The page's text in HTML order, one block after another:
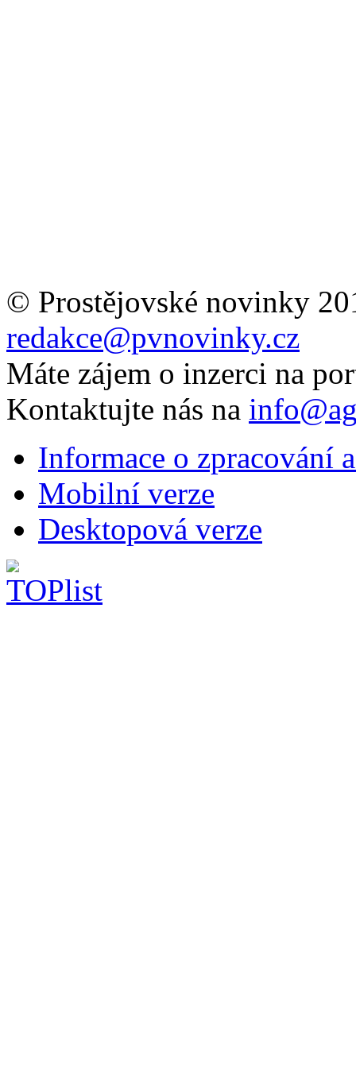
© Prostějovské novinky
redakce@pvnovinky.cz
Máte zájem o inzerci na
Kontaktujte nás na
Informace o zpracování
Mobilní verze
Desktopová verze